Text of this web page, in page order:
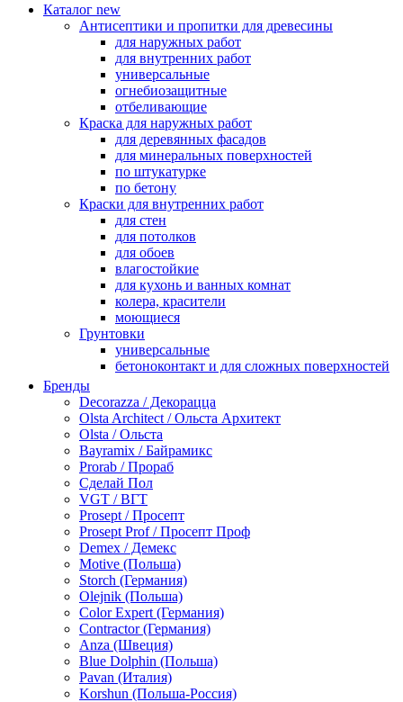
Каталог new
Антисептики и пропитки для древесины
для наружных работ
для внутренних работ
универсальные
огнебиозащитные
отбеливающие
Краска для наружных работ
для деревянных фасадов
для минеральных поверхностей
по штукатурке
по бетону
Краски для внутренних работ
для стен
для потолков
для обоев
влагостойкие
для кухонь и ванных комнат
колера, красители
моющиеся
Грунтовки
универсальные
бетоноконтакт и для сложных поверхностей
по металлу
антикорозийные
под декоративные штукатурки
для гипсокартона
под штукатурку
Герметик
акриловые
силиконовые универсальные, нейтральные
силиконовые санитарные (антигрибковые)
шовные для срубов
для кровли
для каминов
полиуретановые
Декоративные штукатурки и краски
краски для декора, патина
мокрый шелк
венецианские (эффект мрамора)
песок (эффект песчаных вихрей)
декоративная шпаклевка
Бренды
Decorazza / Декорацца
Olsta Architect / Ольста Архитект
Olsta / Ольста
Bayramix / Байрамикс
Prorab / Прораб
Сделай Пол
VGT / ВГТ
Prosept / Просепт
Prosept Prof / Просепт Проф
Demex / Демекс
Motive (Польша)
Storch (Германия)
Olejnik (Польша)
Color Expert (Германия)
Contractor (Германия)
Anza (Швеция)
Blue Dolphin (Польша)
Pavan (Италия)
Korshun (Польша-Россия)